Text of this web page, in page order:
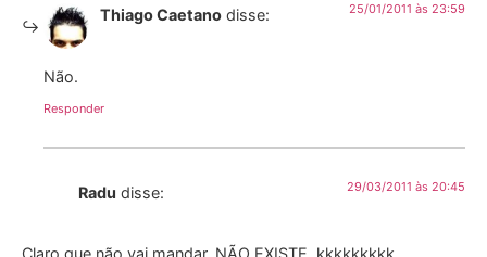
Thiago Caetano disse: 25/01/2011 às 23:59
Não.
Responder
Radu disse: 29/03/2011 às 20:45